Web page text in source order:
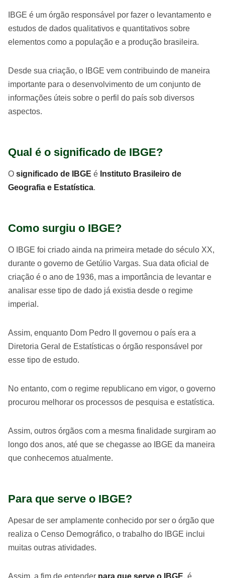
IBGE é um órgão responsável por fazer o levantamento e
estudos de dados qualitativos e quantitativos sobre
elementos como a população e a produção brasileira.
Desde sua criação, o IBGE vem contribuindo de maneira
importante para o desenvolvimento de um conjunto de
informações úteis sobre o perfil do país sob diversos
aspectos.
Qual é o significado de IBGE?
O significado de IBGE é Instituto Brasileiro de
Geografia e Estatística.
Como surgiu o IBGE?
O IBGE foi criado ainda na primeira metade do século XX,
durante o governo de Getúlio Vargas. Sua data oficial de
criação é o ano de 1936, mas a importância de levantar e
analisar esse tipo de dado já existia desde o regime
imperial.
Assim, enquanto Dom Pedro II governou o país era a
Diretoria Geral de Estatísticas o órgão responsável por
esse tipo de estudo.
No entanto, com o regime republicano em vigor, o governo
procurou melhorar os processos de pesquisa e estatística.
Assim, outros órgãos com a mesma finalidade surgiram ao
longo dos anos, até que se chegasse ao IBGE da maneira
que conhecemos atualmente.
Para que serve o IBGE?
Apesar de ser amplamente conhecido por ser o órgão que
realiza o Censo Demográfico, o trabalho do IBGE inclui
muitas outras atividades.
Assim, a fim de entender para que serve o IBGE, é